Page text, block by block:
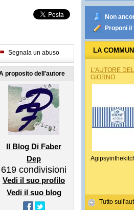
Segnala un abuso
proposito dell'autore
Il Blog Di Faber
Dep
619 condivisioni
Vedi il suo profilo
Vedi il suo blog
Non
Proponi il
LA
L'AUTORE DEL
GIORNO
Tutto